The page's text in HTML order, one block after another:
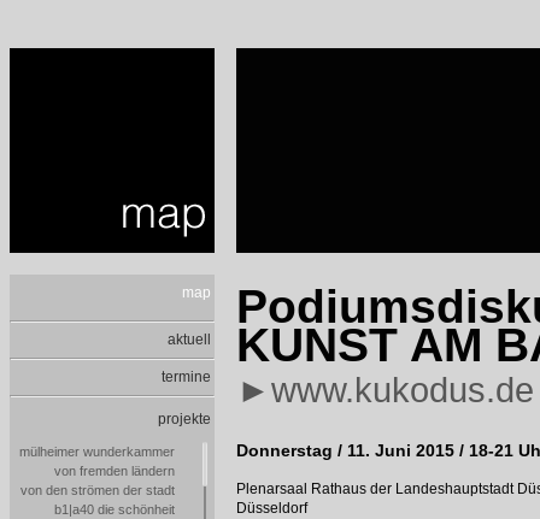
map
aktuell
termine
projekte
mülheimer wunderkammer
von fremden ländern
von den strömen der stadt
b1|a40 die schönheit
KUNST AM
►www.kukodus.de
Donnerstag / 11. Juni 2015 / 18-21
Plenarsaal Rathaus der Landeshauptstadt
Düsseldorf